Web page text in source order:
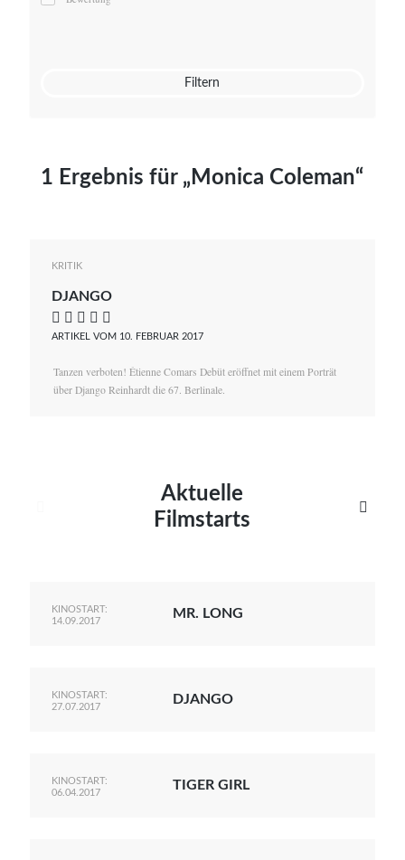
Mato von Vogelstein
Filtern
1 Ergebnis für „Monica Coleman“
KRITIK
DJANGO
    
ARTIKEL VOM 10. FEBRUAR 2017
Tanzen verboten! Étienne Comars Debüt eröffnet mit einem Porträt
über Django Reinhardt die 67. Berlinale.
Aktuelle
Filmstarts

KINOSTART:
14.09.2017
MR. LONG
KINOSTART:
27.07.2017
DJANGO
KINOSTART:
06.04.2017
TIGER GIRL